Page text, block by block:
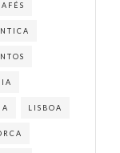
LISBOA